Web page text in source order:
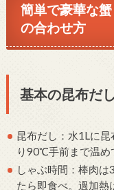
簡単で豪華な
の合わせ方
基本の昆布だ
昆布だし：水1Lに
り90℃手前まで温め
しゃぶ時間：棒肉
たら即食べ。過加熱